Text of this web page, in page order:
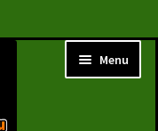
Menu